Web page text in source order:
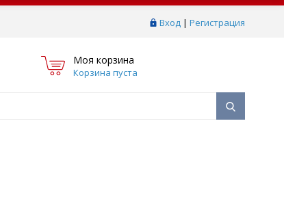
Вход | Регистрация
Моя корзина
Корзина пуста